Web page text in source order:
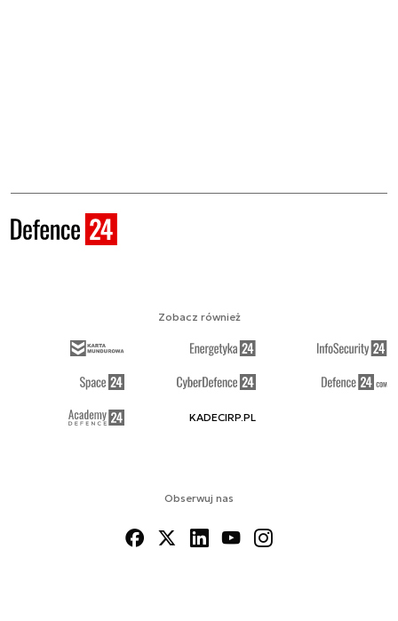
Obserwuj nas
Zobacz również
KADECIRP.PL